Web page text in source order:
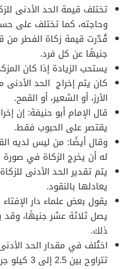
تختلف قيمة الحد الأدنى
وحاجته، كما تختلف على
قُدّرت قيمة زكاة الفطر من
جنيهًا عن كل فرد.
يستحب الزيادة إذا كان
كان يتم إخراج الحد
الأرز، أو الشعير، أو القمح.
قال الإمام أبو حنيفة: إن
يقتصر على الحبوب فقط.
وقال أيضًا: من ليس لديه
له أن يخرج الزكاة في صورة
يتم تقدير الحد الأدنى
يعادلها بالنقود.
يقول بعض علماء دار
يصل ثلاثة عشر جنيهًا، وقد
ذلك.
اختُلف في مقدار الحد
تتراوح بين 2.5 إلى 3 كيلو جرام من الحبوب عن كل فرد.